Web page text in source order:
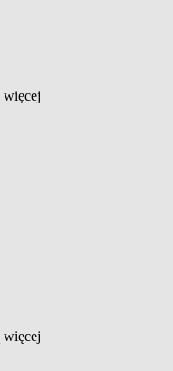
więcej
więcej